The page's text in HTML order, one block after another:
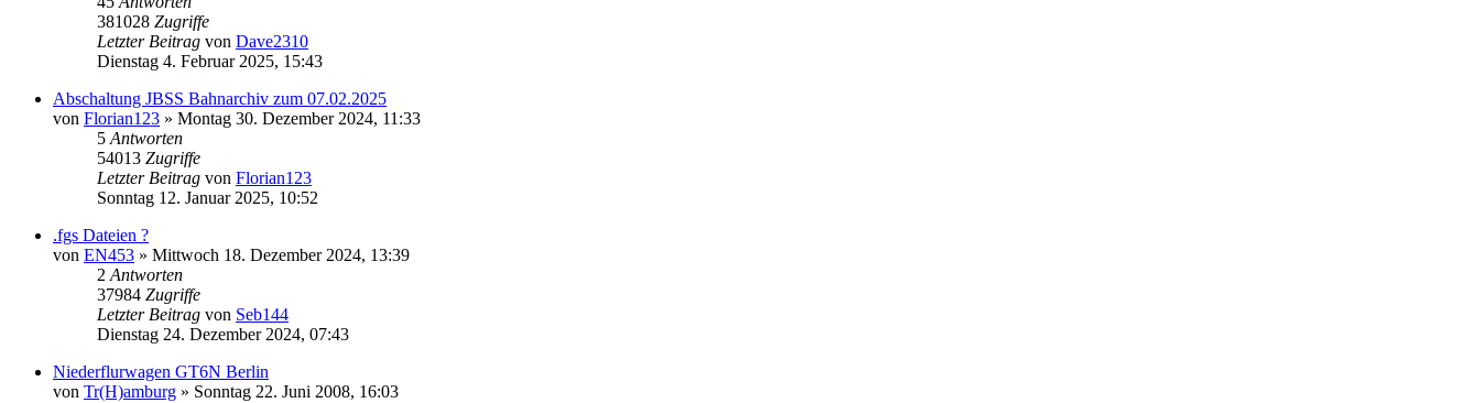
381028 Zugriffe
Letzter Beitrag von Dave2310
Dienstag 4. Februar 2025, 15:43
Abschaltung JBSS Bahnarchiv zum 07.02.2025
von Florian123 » Montag 30. Dezember 2024, 11:33
5 Antworten
54013 Zugriffe
Letzter Beitrag von Florian123
Sonntag 12. Januar 2025, 10:52
.fgs Dateien ?
von EN453 » Mittwoch 18. Dezember 2024, 13:39
2 Antworten
37984 Zugriffe
Letzter Beitrag von Seb144
Dienstag 24. Dezember 2024, 07:43
Niederflurwagen GT6N Berlin
von Tr(H)amburg » Sonntag 22. Juni 2008, 16:03